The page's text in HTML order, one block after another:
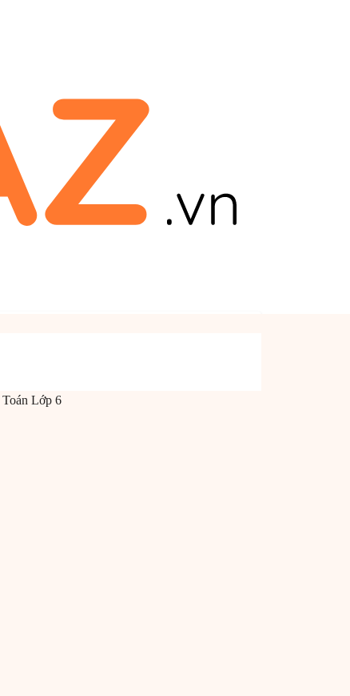
Toán Lớp 6